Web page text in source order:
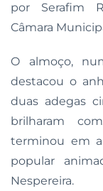
por Serafim
Câmara
O almoço,
destacou o
duas adegas
brilharam
terminou em
popular
Nespereira.